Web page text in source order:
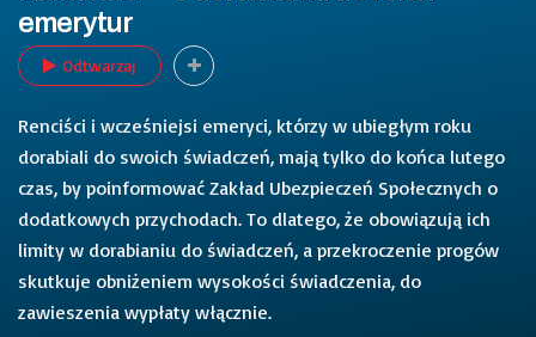
emerytur
Odtwarzaj
Renciści i wcześniejsi emeryci, którzy w ubiegłym roku
dorabiali do swoich świadczeń, mają tylko do końca lutego
czas, by poinformować Zakład Ubezpieczeń Społecznych o
dodatkowych przychodach. To dlatego, że obowiązują ich
limity w dorabianiu do świadczeń, a przekroczenie progów
skutkuje obniżeniem wysokości świadczenia, do
zawieszenia wypłaty włącznie.